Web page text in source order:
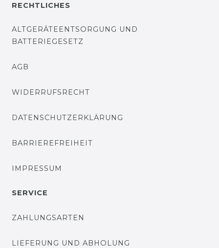
RECHTLICHES
ALTGERÄTEENTSORGUNG UND
BATTERIEGESETZ
AGB
WIDERRUFSRECHT
DATENSCHUTZERKLÄRUNG
BARRIEREFREIHEIT
IMPRESSUM
SERVICE
ZAHLUNGSARTEN
LIEFERUNG UND ABHOLUNG